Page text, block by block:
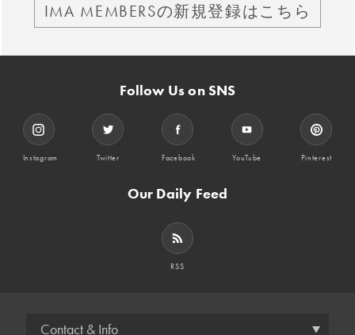
IMA MEMBERSの新規登録はこちら
Follow Us on SNS
Instagram Twitter Facebook YouTube Pinterest
Our Daily Feed
RSS
Contact & Info